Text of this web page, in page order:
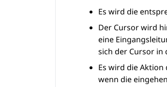
Es wird die
Der Cursor wird
eine
sich der Cursor
Es wird die
wenn die